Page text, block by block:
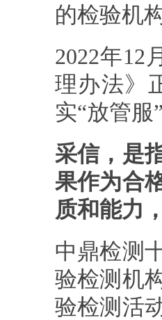
的检验机
2022年12
理办法》
实“放管
采信，是
果作为合
质和能力
中鼎检测
验检测机
验检测活